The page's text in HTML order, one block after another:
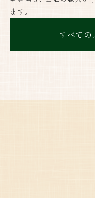
ます。
すべての